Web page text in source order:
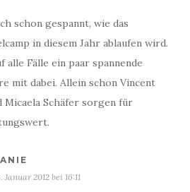
schon gespannt, wie das
in diesem Jahr ablaufen wird.
alle Fälle ein paar spannende
mit dabei. Allein schon Vincent
Micaela Schäfer sorgen für
Januar 2012 bei 16:11